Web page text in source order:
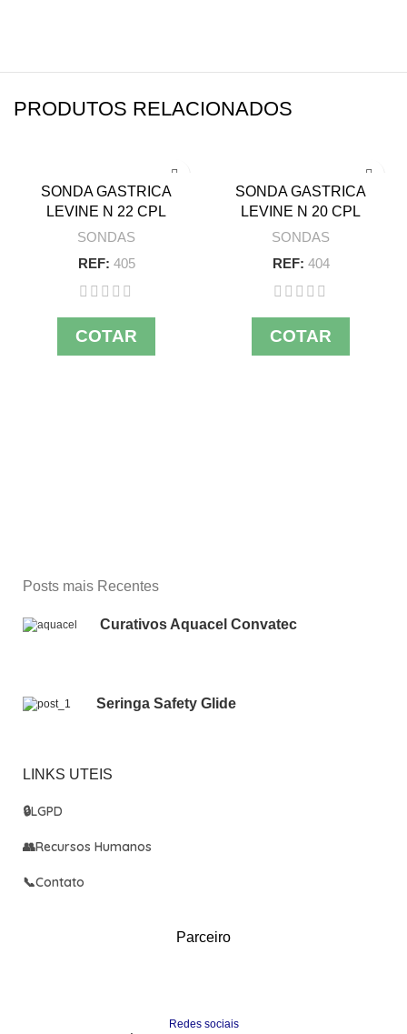
PRODUTOS RELACIONADOS
SONDA GASTRICA
LEVINE N 22 CPL
SONDAS
REF: 405
COTAR
SONDA GASTRICA
LEVINE N 20 CPL
SONDAS
REF: 404
COTAR
Posts mais Recentes
Curativos Aquacel Convatec
Seringa Safety Glide
LINKS UTEIS
🔒LGPD
👥Recursos Humanos
📞Contato
Parceiro
Redes sociais